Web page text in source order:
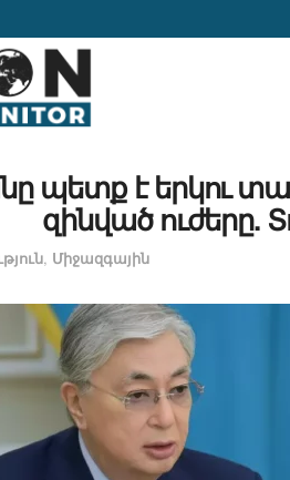
պետք է երկու
զինված ուժերը.
, Միջազգային